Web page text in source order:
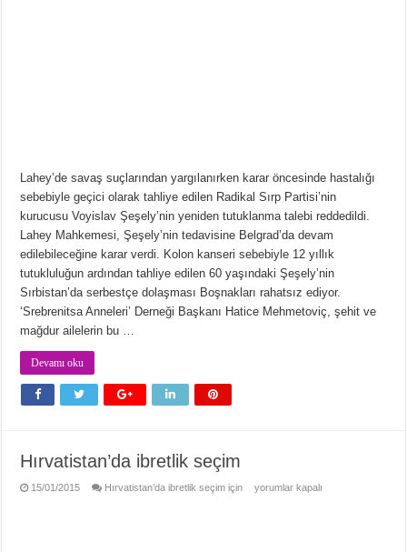
Lahey’de savaş suçlarından yargılanırken karar öncesinde hastalığı
sebebiyle geçici olarak tahliye edilen Radikal Sırp Partisi’nin
kurucusu Voyislav Şeşely’nin yeniden tutuklanma talebi reddedildi.
Lahey Mahkemesi, Şeşely’nin tedavisine Belgrad’da devam
edilebileceğine karar verdi. Kolon kanseri sebebiyle 12 yıllık
tutukluluğun ardından tahliye edilen 60 yaşındaki Şeşely’nin
Sırbistan’da serbestçe dolaşması Boşnakları rahatsız ediyor.
‘Srebrenitsa Anneleri’ Derneği Başkanı Hatice Mehmetoviç, şehit ve
mağdur ailelerin bu …
Devamı oku
Hırvatistan’da ibretlik seçim
15/01/2015 Hırvatistan’da ibretlik seçim için yorumlar kapalı